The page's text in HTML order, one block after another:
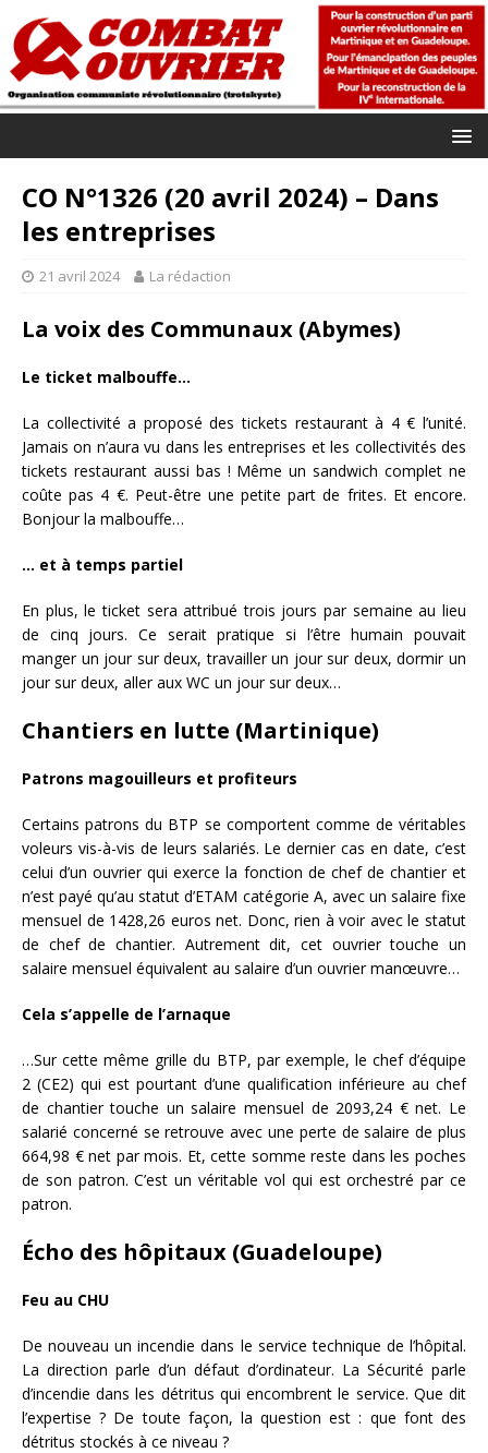
CO N°1326 (20 avril 2024) – Dans
les entreprises
21 avril 2024 La rédaction
La voix des Communaux (Abymes)
Le ticket malbouffe…
La collectivité a proposé des tickets restaurant à 4 € l’unité.
Jamais on n’aura vu dans les entreprises et les collectivités des
tickets restaurant aussi bas ! Même un sandwich complet ne
coûte pas 4 €. Peut-être une petite part de frites. Et encore.
Bonjour la malbouffe…
… et à temps partiel
En plus, le ticket sera attribué trois jours par semaine au lieu
de cinq jours. Ce serait pratique si l’être humain pouvait
manger un jour sur deux, travailler un jour sur deux, dormir un
jour sur deux, aller aux WC un jour sur deux…
Chantiers en lutte (Martinique)
Patrons magouilleurs et profiteurs
Certains patrons du BTP se comportent comme de véritables
voleurs vis-à-vis de leurs salariés. Le dernier cas en date, c’est
celui d’un ouvrier qui exerce la fonction de chef de chantier et
n’est payé qu’au statut d’ETAM catégorie A, avec un salaire fixe
mensuel de 1428,26 euros net. Donc, rien à voir avec le statut
de chef de chantier. Autrement dit, cet ouvrier touche un
salaire mensuel équivalent au salaire d’un ouvrier manœuvre…
Cela s’appelle de l’arnaque
…Sur cette même grille du BTP, par exemple, le chef d’équipe
2 (CE2) qui est pourtant d’une qualification inférieure au chef
de chantier touche un salaire mensuel de 2093,24 € net. Le
salarié concerné se retrouve avec une perte de salaire de plus
664,98 € net par mois. Et, cette somme reste dans les poches
de son patron. C’est un véritable vol qui est orchestré par ce
patron.
Écho des hôpitaux (Guadeloupe)
Feu au CHU
De nouveau un incendie dans le service technique de l’hôpital.
La direction parle d’un défaut d’ordinateur. La Sécurité parle
d’incendie dans les détritus qui encombrent le service. Que dit
l’expertise ? De toute façon, la question est : que font des
détritus stockés à ce niveau ?